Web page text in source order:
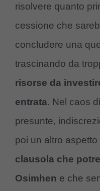
risolvere quanto
cessione che
concludere una
trascinando da
risorse da
entrata. Nel caos
presunte,
poi un altro aspetto
clausola che
Osimhen e che